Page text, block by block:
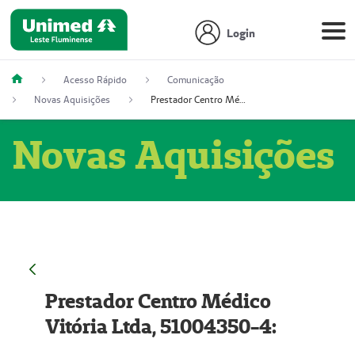
Login
Acesso Rápido
Comunicação
Novas Aquisições
Prestador Centro Médico Vitória Ltda, 51004350-4: Centro Médico Vitória Ltda (Nome Fantasia: Policlínica Master)
Novas Aquisições
Prestador Centro Médico
Vitória Ltda, 51004350-4: